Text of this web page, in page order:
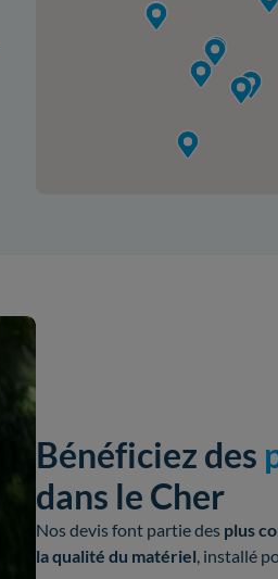
Bénéficiez des
dans le Cher
Nos devis font partie des plus
la qualité du matériel , installé